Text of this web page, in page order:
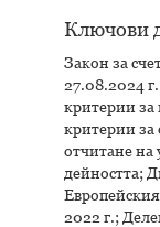
Ключови
Закон за
27.08.2024
критерии за
критерии за
отчитане на
дейността;
2022 г.;